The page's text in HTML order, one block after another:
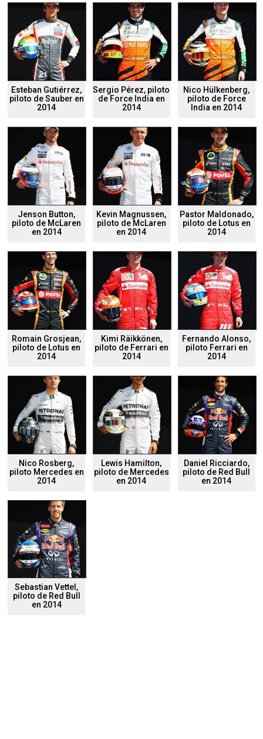
Esteban Gutiérrez,
piloto de Sauber en
2014
Sergio Pérez, piloto
de Force India en
2014
Nico Hülkenberg,
piloto de Force
India en 2014
Jenson Button,
piloto de McLaren
en 2014
Kevin Magnussen,
piloto de McLaren
en 2014
Pastor Maldonado,
piloto de Lotus en
2014
Romain Grosjean,
piloto de Lotus en
2014
Kimi Räikkönen,
piloto de Ferrari en
2014
Fernando Alonso,
piloto Ferrari en
2014
Nico Rosberg,
piloto Mercedes en
2014
Lewis Hamilton,
piloto de Mercedes
en 2014
Daniel Ricciardo,
piloto de Red Bull
en 2014
Sebastian Vettel,
piloto de Red Bull
en 2014